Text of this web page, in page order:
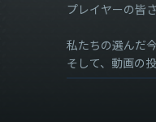
プレイヤーの皆
私たちの選んだ
そして、動画の